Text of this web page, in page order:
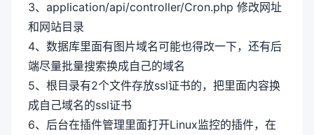
3、application/api/controller/Cron.php 修改网址
和网站目录
4、数据库里面有图片域名可能也得改一下，还有后
端尽量批量搜索换成自己的域名
5、根目录有2个文件存放ssl证书的，把里面内容换
成自己域名的ssl证书
6、后台在插件管理里面打开Linux监控的插件，在